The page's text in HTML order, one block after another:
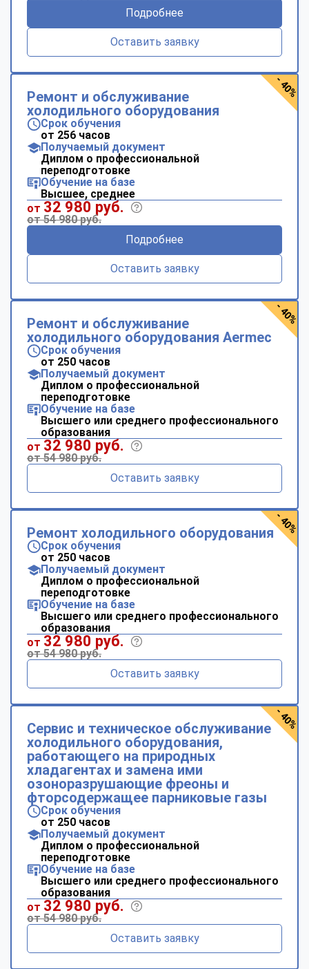
Подробнее
Оставить заявку
Ремонт и обслуживание
холодильного оборудования
Срок обучения
от 256 часов
Получаемый документ
Диплом о профессиональной
переподготовке
Обучение на базе
Высшее, среднее
от 32 980 руб.
от 54 980 руб.
Подробнее
Оставить заявку
- 40%
Ремонт и обслуживание
холодильного оборудования Aermec
Срок обучения
от 250 часов
Получаемый документ
Диплом о профессиональной
переподготовке
Обучение на базе
Высшего или среднего профессионального
образования
от 32 980 руб.
от 54 980 руб.
Оставить заявку
- 40%
Ремонт холодильного оборудования
Срок обучения
от 250 часов
Получаемый документ
Диплом о профессиональной
переподготовке
Обучение на базе
Высшего или среднего профессионального
образования
от 32 980 руб.
от 54 980 руб.
Оставить заявку
- 40%
Сервис и техническое обслуживание
холодильного оборудования,
работающего на природных
хладагентах и замена ими
озоноразрушающие фреоны и
фторсодержащее парниковые газы
Срок обучения
от 250 часов
Получаемый документ
Диплом о профессиональной
переподготовке
Обучение на базе
Высшего или среднего профессионального
образования
от 32 980 руб.
от 54 980 руб.
Оставить заявку
- 40%